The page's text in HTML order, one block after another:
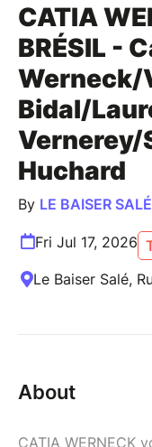
CATIA
BRÉSIL -
Werneck/
Bidal/
Vernerey/
Huchard
By LE BAISER SALÉ
Fri Jul 17, 2026
Le Baiser Salé,
About
CATIA WERNECK